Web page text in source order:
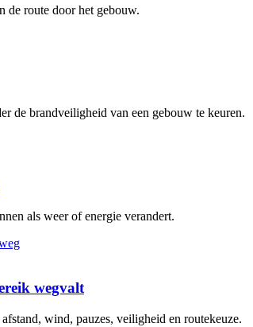
de route door het gebouw.
de brandveiligheid van een gebouw te keuren.
als weer of energie verandert.
wegvalt
wind, pauzes, veiligheid en routekeuze.